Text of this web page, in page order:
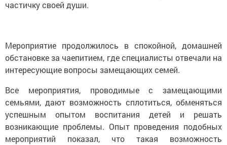
частичку своей души.
Мероприятие продолжилось в спокойной, домашней
обстановке за чаепитием, где специалисты отвечали на
интересующие вопросы замещающих семей.
Все мероприятия, проводимые с замещающими
семьями, дают возможность сплотиться, обменяться
успешным опытом воспитания детей и решать
возникающие проблемы. Опыт проведения подобных
мероприятий показал, что такая возможность